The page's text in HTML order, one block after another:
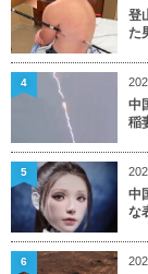
登
た
中
稲
4
中
な
5
6